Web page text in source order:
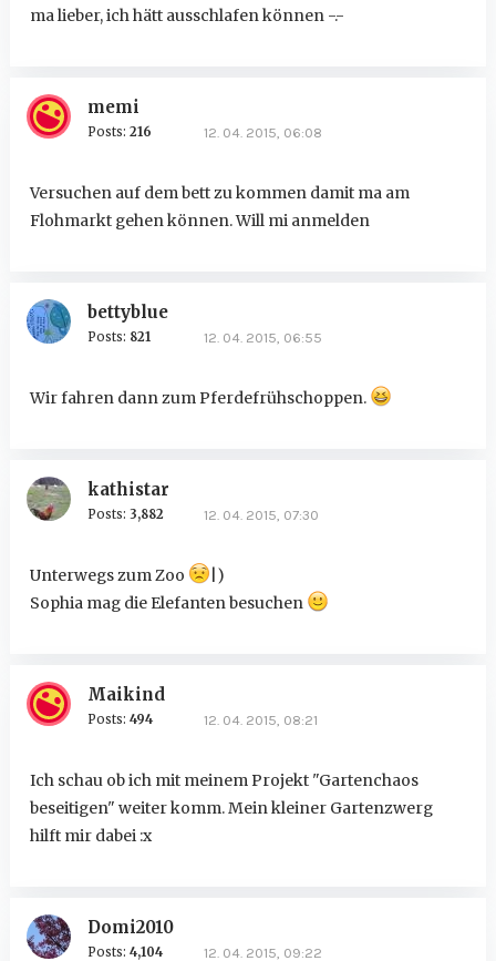
ma lieber, ich hätt ausschlafen können -.-
memi
Posts: 216 12. 04. 2015, 06:08
Versuchen auf dem bett zu kommen damit ma am
Flohmarkt gehen können. Will mi anmelden
bettyblue
Posts: 821 12. 04. 2015, 06:55
Wir fahren dann zum Pferdefrühschoppen.
kathistar
Posts: 3,882 12. 04. 2015, 07:30
Unterwegs zum Zoo
|)
Sophia mag die Elefanten besuchen
Maikind
Posts: 494 12. 04. 2015, 08:21
Ich schau ob ich mit meinem Projekt "Gartenchaos
beseitigen" weiter komm. Mein kleiner Gartenzwerg
hilft mir dabei :x
Domi2010
Posts: 4,104 12. 04. 2015, 09:22